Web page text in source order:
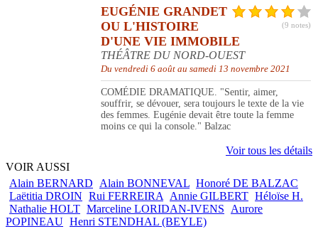
(9 notes)
EUGÉNIE GRANDET
OU L'HISTOIRE
D'UNE VIE IMMOBILE
THÉÂTRE DU NORD-OUEST
Du vendredi 6 août au samedi 13 novembre 2021
COMÉDIE DRAMATIQUE. "Sentir, aimer,
souffrir, se dévouer, sera toujours le texte de la vie
des femmes. Eugénie devait être toute la femme
moins ce qui la console." Balzac
Voir tous les détails
VOIR AUSSI
Alain BERNARD
Alain BONNEVAL Honoré DE BALZAC
Laëtitia DROIN Rui FERREIRA Annie GILBERT Héloïse H.
Nathalie HOLT Marceline LORIDAN-IVENS
Aurore
POPINEAU Henri STENDHAL (BEYLE)